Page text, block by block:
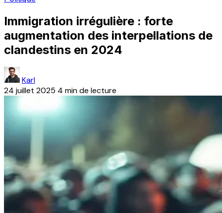
Immigration irrégulière : forte
augmentation des interpellations de
clandestins en 2024
Karl
24 juillet 2025 4 min de lecture